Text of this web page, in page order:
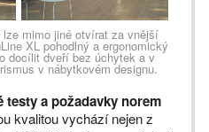
mimo jiné otvírat za vnější
XL pohodlný a ergonomický
docílit dveří bez úchytek a v
v nábytkovém designu.
a požadavky norem
kvalitou vychází nejen z